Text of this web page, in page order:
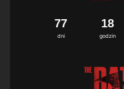
dni
77
godzin
18